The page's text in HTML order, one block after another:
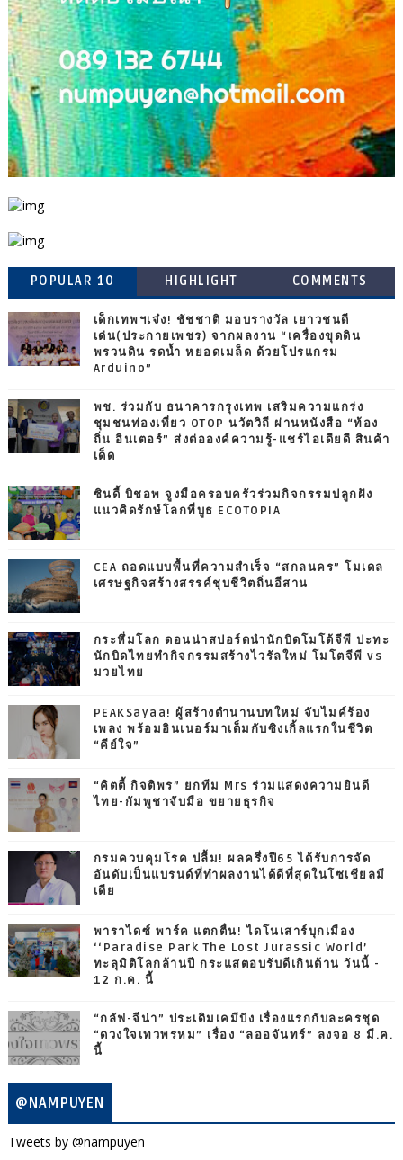
POPULAR 10 HIGHLIGHT COMMENTS
เด็กเทพฯเจ๋ง! ชัชชาติ มอบรางวัล เยาวชนดี
เด่น(ประกายเพชร) จากผลงาน “เครื่องขุดดิน
พรวนดิน รดน้ำ หยอดเมล็ด ด้วยโปรแกรม
Arduino”
พช. ร่วมกับ ธนาคารกรุงเทพ เสริมความแกร่ง
ชุมชนท่องเที่ยว OTOP นวัตวิถี ผ่านหนังสือ “ท้อง
ถิ่น อินเตอร์” ส่งต่อองค์ความรู้-แชร์ไอเดียดี สินค้า
เด็ด
ซินดี้ บิชอพ จูงมือครอบครัวร่วมกิจกรรมปลูกฝัง
แนวคิดรักษ์โลกที่บูธ ECOTOPIA
CEA ถอดแบบพื้นที่ความสำเร็จ “สกลนคร” โมเดล
เศรษฐกิจสร้างสรรค์ชุบชีวิตถิ่นอีสาน
กระหึ่มโลก ดอนน่าสปอร์ตนำนักบิดโมโต้จีพี ปะทะ
นักบิดไทยทำกิจกรรมสร้างไวรัลใหม่ โมโตจีพี vs
มวยไทย
PEAKSayaa! ผู้สร้างตำนานบทใหม่ จับไมค์ร้อง
เพลง พร้อมอินเนอร์มาเต็มกับซิงเกิ้ลแรกในชีวิต
“คีย์ใจ”
“คิตตี้ กิจติพร” ยกทีม Mrs ร่วมแสดงความยินดี
ไทย-กัมพูชาจับมือ ขยายธุรกิจ
กรมควบคุมโรค ปลื้ม! ผลครึ่งปี65 ได้รับการจัด
อันดับเป็นแบรนด์ที่ทำผลงานได้ดีที่สุดในโซเชียลมี
เดีย
พาราไดซ์ พาร์ค แตกตื่น! ไดโนเสาร์บุกเมือง
‘‘Paradise Park The Lost Jurassic World’
ทะลุมิติโลกล้านปี กระแสตอบรับดีเกินต้าน วันนี้ -
12 ก.ค. นี้
“กลัฟ-จีน่า” ประเดิมเคมีปัง เรื่องแรกกับละครชุด
“ดวงใจเทวพรหม” เรื่อง “ลออจันทร์” ลงจอ 8 มี.ค.
นี้
@NAMPUYEN
Tweets by @nampuyen